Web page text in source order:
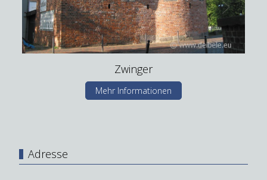
Zwinger
Mehr Informationen
Adresse